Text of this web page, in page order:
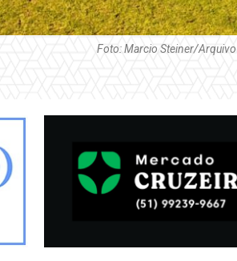
Foto: Marcio Steiner/Arquivo